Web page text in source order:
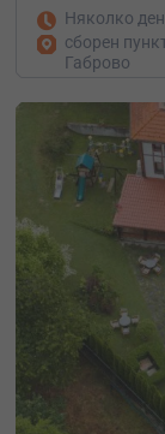
Няколко
сборен
Габрово